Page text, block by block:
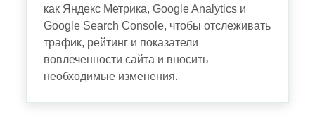
как Яндекс Метрика, Google Analytics и
Google Search Console, чтобы отслеживать
трафик, рейтинг и показатели
вовлеченности сайта и вносить
необходимые изменения.